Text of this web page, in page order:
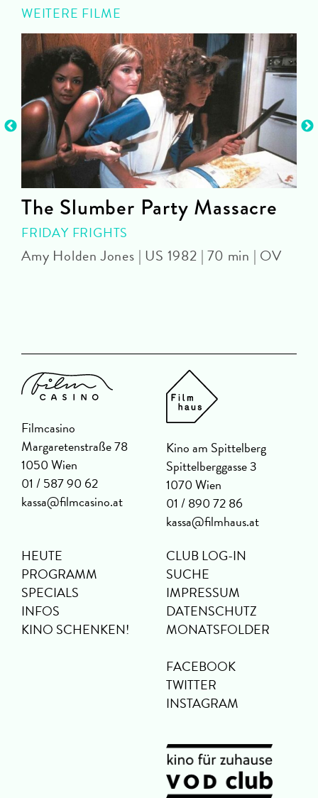
WEITERE FILME
The Slumber Party Massacre
FRIDAY FRIGHTS
Amy Holden Jones | US 1982 | 70 min | OV
Filmcasino
Margaretenstraße 78
1050 Wien
01 / 587 90 62
kassa@filmcasino.at
Kino am Spittelberg
Spittelberggasse 3
1070 Wien
01 / 890 72 86
kassa@filmhaus.at
HEUTE
PROGRAMM
SPECIALS
INFOS
KINO SCHENKEN!
CLUB LOG-IN
SUCHE
IMPRESSUM
DATENSCHUTZ
MONATSFOLDER
FACEBOOK
TWITTER
INSTAGRAM